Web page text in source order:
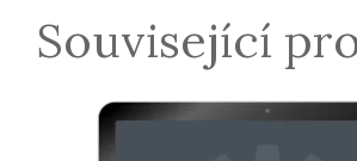
Související